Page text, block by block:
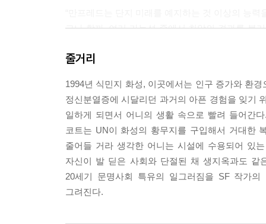
고나 할까. 여러 가능성 중에서 최악의 결과를 불
해버리는 거야. 그 결과 우리가 일상적으로 보고
완전히 미친 이 소년에게 내가 한 걸음씩 착실하
은 외부 세계의 사물을 지각하지 못하는 상태이며
오는 것은 무엇일까? 끊임없이 몰려왔다가 후퇴
향을 끼칠 뿐이다. 세계는 안과 밖으로 분열되고,
하는 일은 없다. 그것은 시간의 정지를 의미한다.
---p.272
줄거리
1994년 식민지 화성, 이곳에서는 인구 증가와 환
정신분열증에 시달리던 과거의 아픈 경험을 잊기
일하게 되면서 어니의 생활 속으로 빨려 들어간
코트는 UN이 화성의 황무지를 구입해서 거대한
줄어들 거라 생각한 어니는 시설에 수용되어 있
자신이 발 딛은 사회와 단절된 채 생지옥과도 같
20세기 문명사회 특유의 일그러짐을 SF 작가
그려진다.